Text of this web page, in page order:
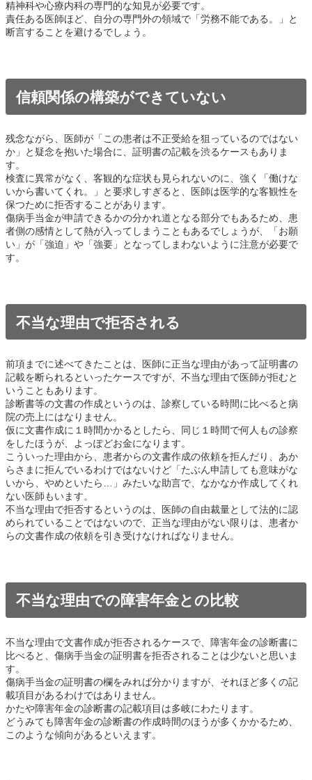
精神科や心療内科の専門的な知見が必要です。
責任ある医師ほど、自分の専門外の領域で「労務不能である。」と
断言することを避けるでしょう。
信頼関係の構築ができていない
残念ながら、医師が「この患者は不正受給を狙っているのではない
か」と疑念を抱いた場合に、証明書の記載を渋るケースもありま
す。
検査に異常がなく、客観的な症状も見られないのに、強く「働けな
いから書いてくれ。」と要求しすぎると、医師は医学的な客観性を
保つために拒否することがあります。
傷病手当金が申請できるかの分かれ道となる部分でもあるため、患
者側の感情として熱が入ってしまうこともあるでしょうが、「お願
い」が「強迫」や「強要」となってしまわないように注意が必要で
す。
不当な理由で拒否される
前項までに述べてきたことは、医師に正当な理由があって証明書の
記載を断られるといったケースですが、不当な理由で医師が拒むと
いうこともあります。
診断書等の文書の作成というのは、診察している時間に比べると病
院の売上にはなりません。
仮に文書作成に１時間かかるとしたら、同じ１時間で何人もの診察
をしたほうが、よっぽどお金になります。
こういった理由から、患者からの文書作成の依頼を拒んだり、あか
らさまに拒んでいるわけではないけど「たぶん申請しても意味がな
いから、やめといたら…」みたいな助言で、なかなか作成してくれ
ない医師もいます。
不当な理由で拒否するというのは、医師の自由裁量として法的に認
められていることではないので、正当な理由がない限りは、患者か
らの文書作成の依頼を引き受けなければなりません。
不当な理由での障害年金との比較
不当な理由で文書作成が拒否されるケースで、障害年金の診断書に
比べると、傷病手当金の証明書を拒否されることは少ないと思いま
す。
傷病手当金の証明書の欄をみれば分かりますが、それほど多くの記
載項目があるわけではありません。
かたや障害年金の診断書の記載項目は多岐にわたります。
どうみても障害年金の診断書の作成時間のほうが多くかかるため、
このような傾向があるといえます。